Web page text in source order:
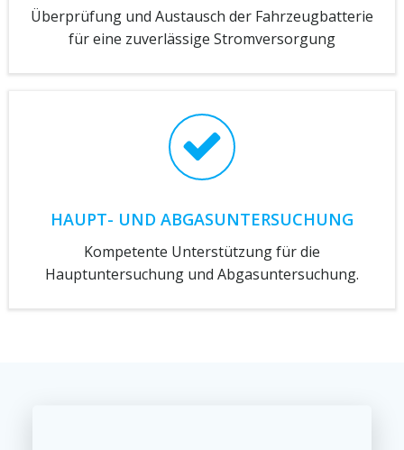
Überprüfung und Austausch der Fahrzeugbatterie
für eine zuverlässige Stromversorgung
HAUPT- UND ABGASUNTERSUCHUNG
Kompetente Unterstützung für die
Hauptuntersuchung und Abgasuntersuchung.